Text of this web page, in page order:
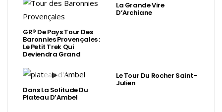
GR® De Pays Tour Des
Baronnies Provençales :
Le Petit Trek Qui
Deviendra Grand
La Grande Vire
D’Archiane
Dans La Solitude Du
Plateau D’Ambel
Le Tour Du Rocher Saint-
Julien